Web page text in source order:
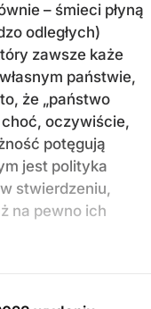
– śmieci płyną
odległych)
zawsze każe
państwie,
że „państwo
oczywiście,
potęgują
jest polityka
stwierdzeniu,
na pewno ich